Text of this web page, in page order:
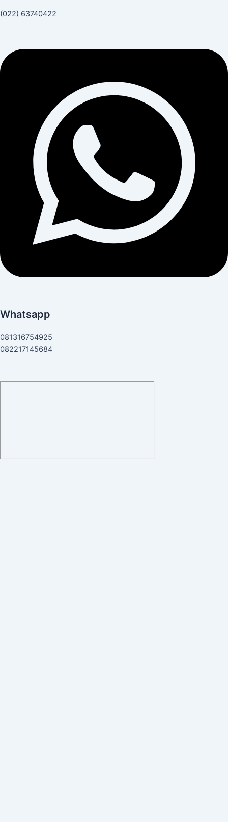
(022) 63740422
Whatsapp
081316754925
082217145684